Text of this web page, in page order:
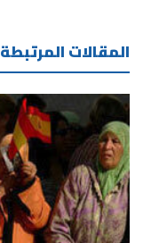
المقالات المرتبطة